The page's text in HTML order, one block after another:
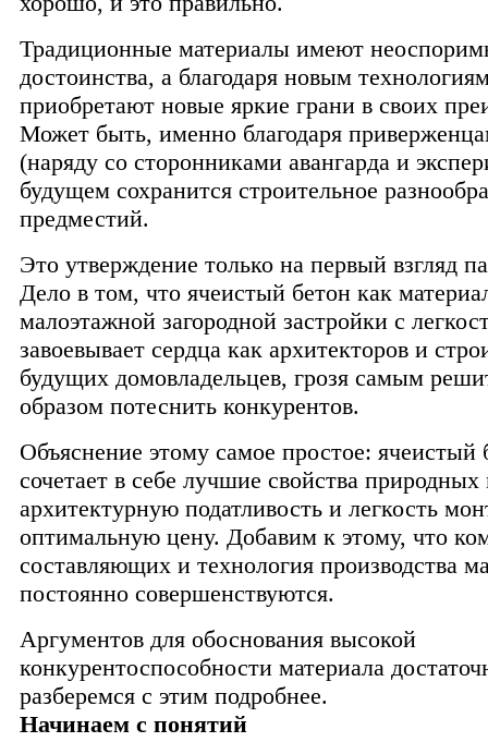
Традиционные материалы имеют
достоинства, а благодаря новым
приобретают новые яркие грани в своих
Может быть, именно благодаря
(наряду со сторонниками авангарда и
будущем сохранится строительное
предместий.
Это утверждение только на первый взгляд
Дело в том, что ячеистый бетон как
малоэтажной загородной застройки с
завоевывает сердца как архитекторов и
будущих домовладельцев, грозя самым
образом потеснить конкурентов.
Объяснение этому самое простое: ячеистый
сочетает в себе лучшие свойства природных
архитектурную податливость и легкость
оптимальную цену. Добавим к этому, что
составляющих и технология производства
постоянно совершенствуются.
Аргументов для обоснования высокой
конкурентоспособности материала
разберемся с этим подробнее.
Начинаем с понятий